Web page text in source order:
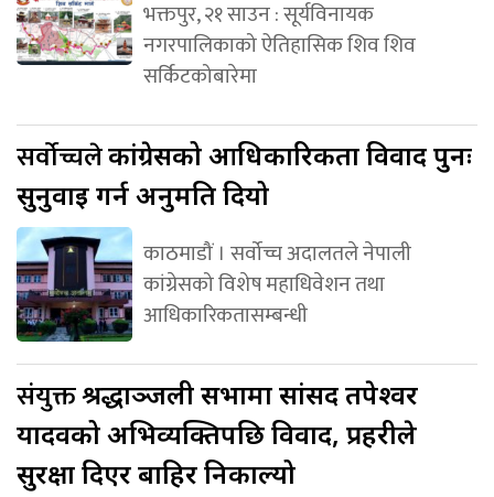
भक्तपुर, २१ साउन : सूर्यविनायक
नगरपालिकाको ऐतिहासिक शिव शिव
सर्किटकोबारेमा
सर्वोच्चलेकांग्रेसको आधिकारिकता विवाद पुनः
सुनुवाइ गर्न अनुमति दियो
काठमाडौं । सर्वोच्च अदालतले नेपाली
कांग्रेसको विशेष महाधिवेशन तथा
आधिकारिकतासम्बन्धी
संयुक्तश्रद्धाञ्जली सभामा सांसद तपेश्वर
यादवको अभिव्यक्तिपछि विवाद, प्रहरीले
सुरक्षा दिएर बाहिर निकाल्यो